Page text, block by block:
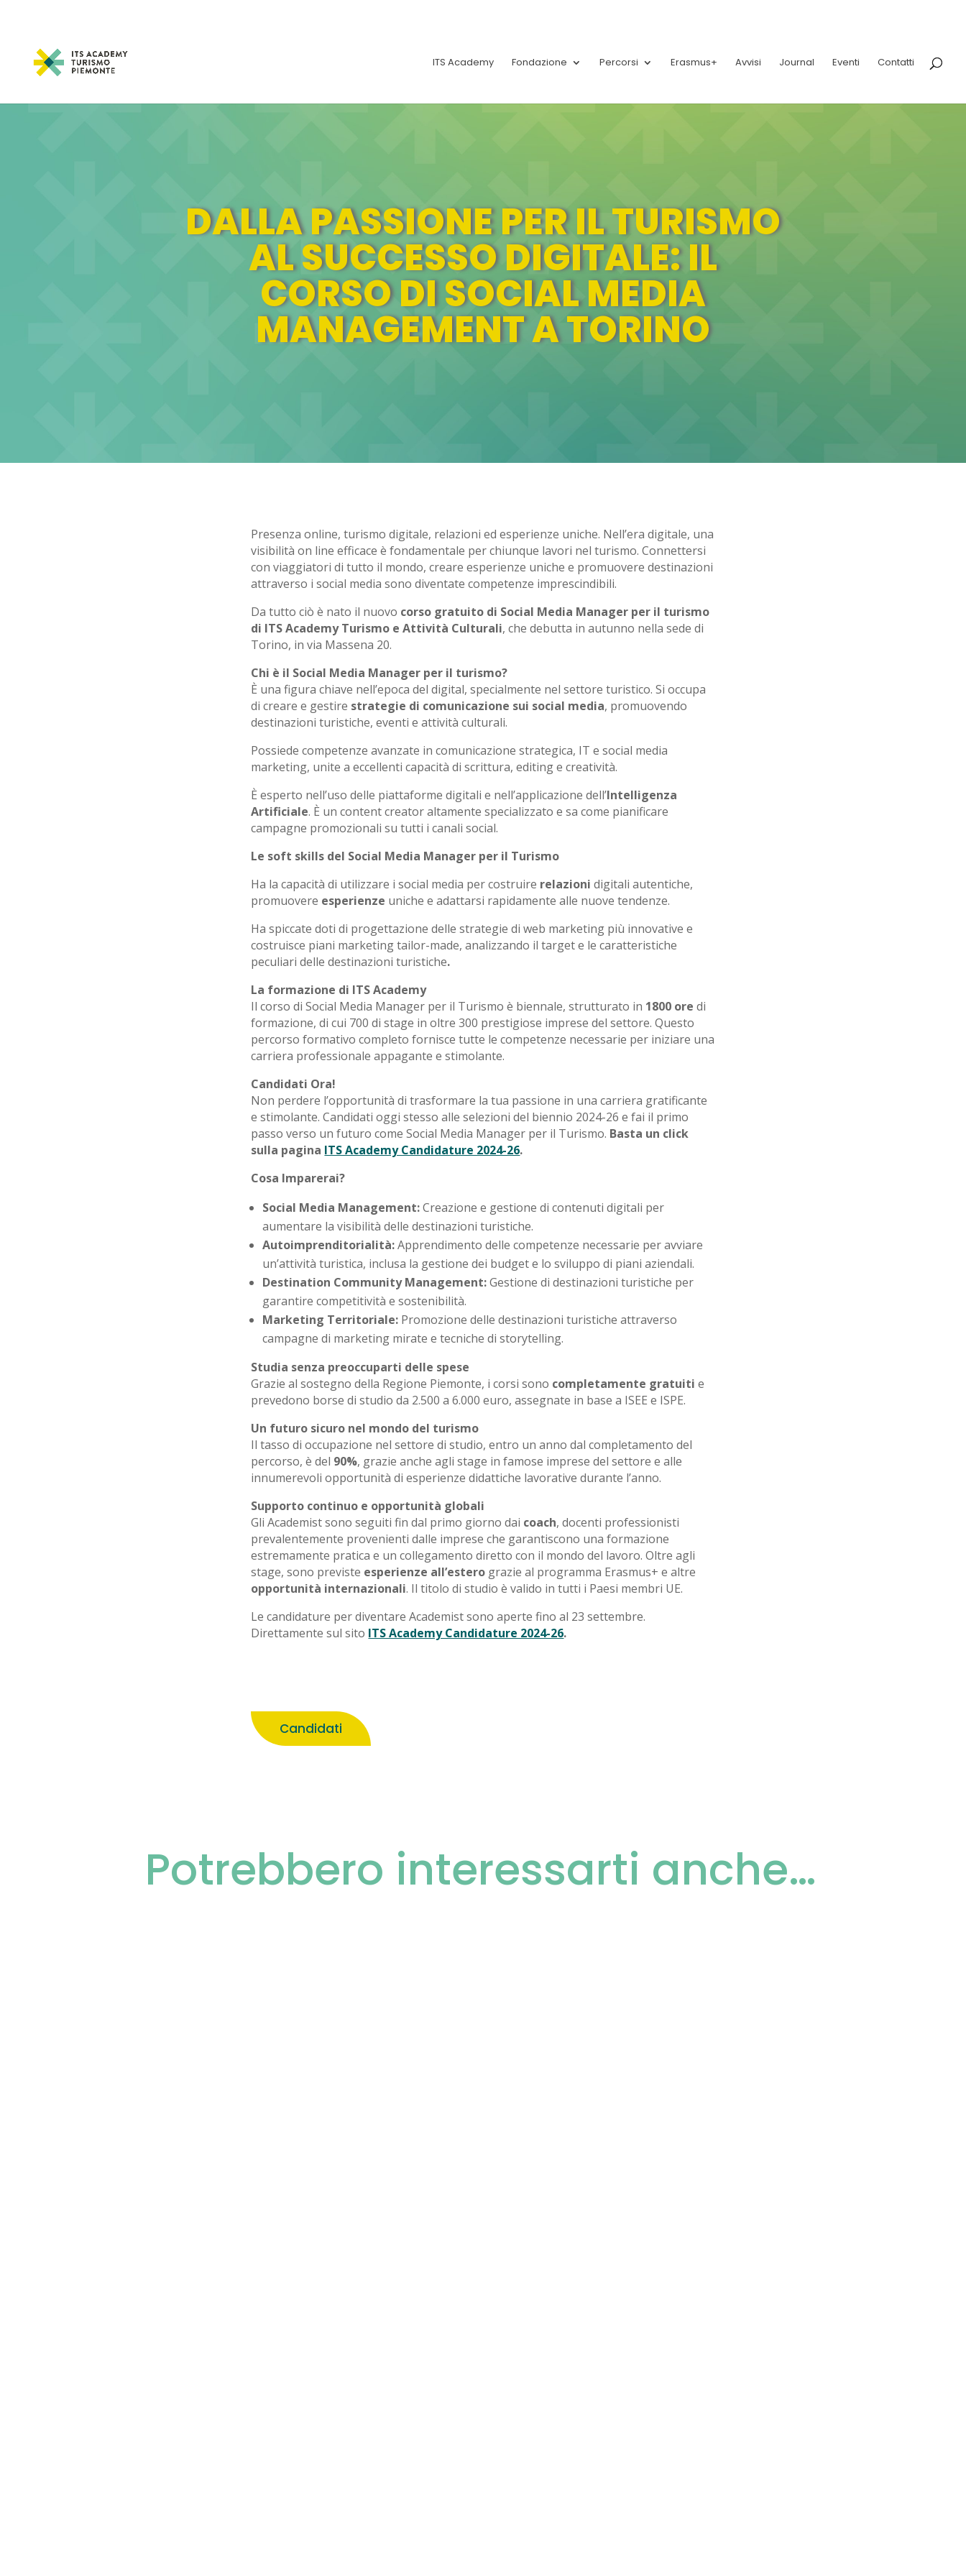
ITS Academy Fondazione Percorsi Erasmus+ Avvisi Journal Eventi Contatti
DALLA PASSIONE PER IL TURISMO
AL SUCCESSO DIGITALE: IL
CORSO DI SOCIAL MEDIA
MANAGEMENT A TORINO
Presenza online, turismo digitale, relazioni ed esperienze uniche. Nell’era digitale, una
visibilità on line efficace è fondamentale per chiunque lavori nel turismo. Connettersi
con viaggiatori di tutto il mondo, creare esperienze uniche e promuovere destinazioni
attraverso i social media sono diventate competenze imprescindibili.
Da tutto ciò è nato il nuovo corso gratuito di Social Media Manager per il turismo
di ITS Academy Turismo e Attività Culturali, che debutta in autunno nella sede di
Torino, in via Massena 20.
Chi è il Social Media Manager per il turismo?
È una figura chiave nell’epoca del digital, specialmente nel settore turistico. Si occupa
di creare e gestire strategie di comunicazione sui social media, promuovendo
destinazioni turistiche, eventi e attività culturali.
Possiede competenze avanzate in comunicazione strategica, IT e social media
marketing, unite a eccellenti capacità di scrittura, editing e creatività.
È esperto nell’uso delle piattaforme digitali e nell’applicazione dell’Intelligenza
Artificiale. È un content creator altamente specializzato e sa come pianificare
campagne promozionali su tutti i canali social.
Le soft skills del Social Media Manager per il Turismo
Ha la capacità di utilizzare i social media per costruire relazioni digitali autentiche,
promuovere esperienze uniche e adattarsi rapidamente alle nuove tendenze.
Ha spiccate doti di progettazione delle strategie di web marketing più innovative e
costruisce piani marketing tailor-made, analizzando il target e le caratteristiche
peculiari delle destinazioni turistiche.
La formazione di ITS Academy
Il corso di Social Media Manager per il Turismo è biennale, strutturato in 1800 ore di
formazione, di cui 700 di stage in oltre 300 prestigiose imprese del settore. Questo
percorso formativo completo fornisce tutte le competenze necessarie per iniziare una
carriera professionale appagante e stimolante.
Candidati Ora!
Non perdere l’opportunità di trasformare la tua passione in una carriera gratificante
e stimolante. Candidati oggi stesso alle selezioni del biennio 2024-26 e fai il primo
passo verso un futuro come Social Media Manager per il Turismo. Basta un click
sulla pagina ITS Academy Candidature 2024-26.
Cosa Imparerai?
Social Media Management:Creazione e gestione di contenuti digitali per
aumentare la visibilità delle destinazioni turistiche.
Autoimprenditorialità:Apprendimento delle competenze necessarie per avviare
un’attività turistica, inclusa la gestione dei budget e lo sviluppo di piani aziendali.
Destination Community Management:Gestione di destinazioni turistiche per
garantire competitività e sostenibilità.
Marketing Territoriale: Promozione delle destinazioni turistiche attraverso
campagne di marketing mirate e tecniche di storytelling.
Studia senza preoccuparti delle spese
Grazie al sostegno della Regione Piemonte, i corsi sono completamente gratuitie
prevedono borse di studio da 2.500 a 6.000 euro, assegnate in base a ISEE e ISPE.
Un futuro sicuro nel mondo del turismo
Il tasso di occupazione nel settore di studio, entro un anno dal completamento del
percorso, è del 90%, grazie anche agli stage in famose imprese del settore e alle
innumerevoli opportunità di esperienze didattiche lavorative durante l’anno.
Supporto continuo e opportunità globali
Gli Academist sono seguiti fin dal primo giorno dai coach, docenti professionisti
prevalentemente provenienti dalle imprese che garantiscono una formazione
estremamente pratica e un collegamento diretto con il mondo del lavoro. Oltre agli
stage, sono previste esperienze all’estero grazie al programma Erasmus+ e altre
opportunità internazionali. Il titolo di studio è valido in tutti i Paesi membri UE.
Le candidature per diventare Academist sono aperte fino al 23 settembre.
Direttamente sul sito ITS Academy Candidature 2024-26.
Candidati
Potrebbero interessarti anche…